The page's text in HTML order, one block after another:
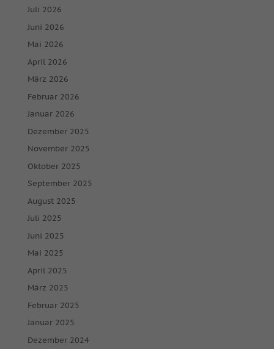
Juli 2026
Juni 2026
Mai 2026
April 2026
März 2026
Februar 2026
Januar 2026
Dezember 2025
November 2025
Oktober 2025
September 2025
August 2025
Juli 2025
Juni 2025
Mai 2025
April 2025
März 2025
Februar 2025
Januar 2025
Dezember 2024